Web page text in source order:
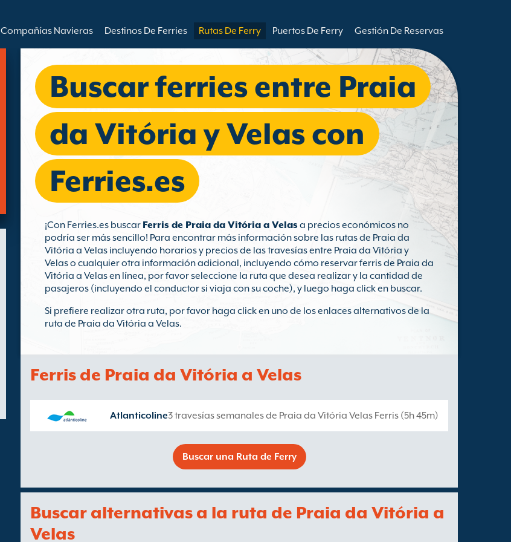
Compañías Navieras Destinos De Ferries Rutas De Ferry Puertos De Ferry Gestión De Reservas
Buscar ferries entre Praia
da Vitória y Velas con
Ferries.es
¡Con Ferries.es buscar Ferris de Praia da Vitória a Velas a precios económicos no
podría ser más sencillo! Para encontrar más información sobre las rutas de Praia da
Vitória a Velas incluyendo horarios y precios de las travesías entre Praia da Vitória y
Velas o cualquier otra información adicional, incluyendo cómo reservar ferris de Praia da
Vitória a Velas en línea, por favor seleccione la ruta que desea realizar y la cantidad de
pasajeros (incluyendo el conductor si viaja con su coche), y luego haga click en buscar.
Si prefiere realizar otra ruta, por favor haga click en uno de los enlaces alternativos de la
ruta de Praia da Vitória a Velas.
Ferris de Praia da Vitória a Velas
Atlanticoline3 travesías semanales de Praia da Vitória Velas Ferris (5h 45m)
Buscar una Ruta de Ferry
Buscar alternativas a la ruta de Praia da Vitória a
Velas